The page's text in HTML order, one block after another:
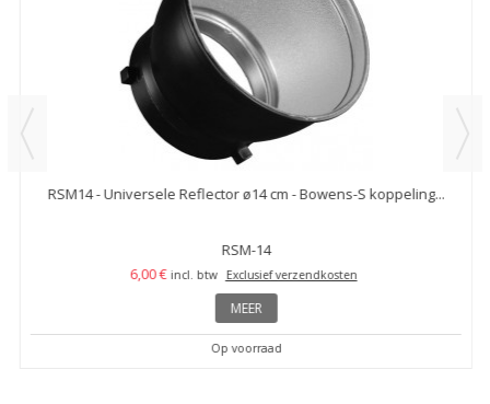
RSM14 - Universele Reflector ø14 cm - Bowens-S koppeling...
RSM-14
6,00 € incl. btw Exclusief verzendkosten
MEER
Op voorraad